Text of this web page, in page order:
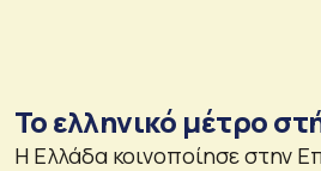
Το ελληνικό μέτρο
Η Ελλάδα κοινοποίησε στην